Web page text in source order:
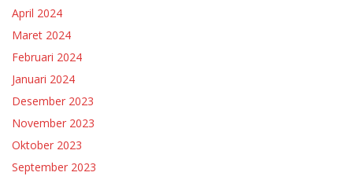
April 2024
Maret 2024
Februari 2024
Januari 2024
Desember 2023
November 2023
Oktober 2023
September 2023